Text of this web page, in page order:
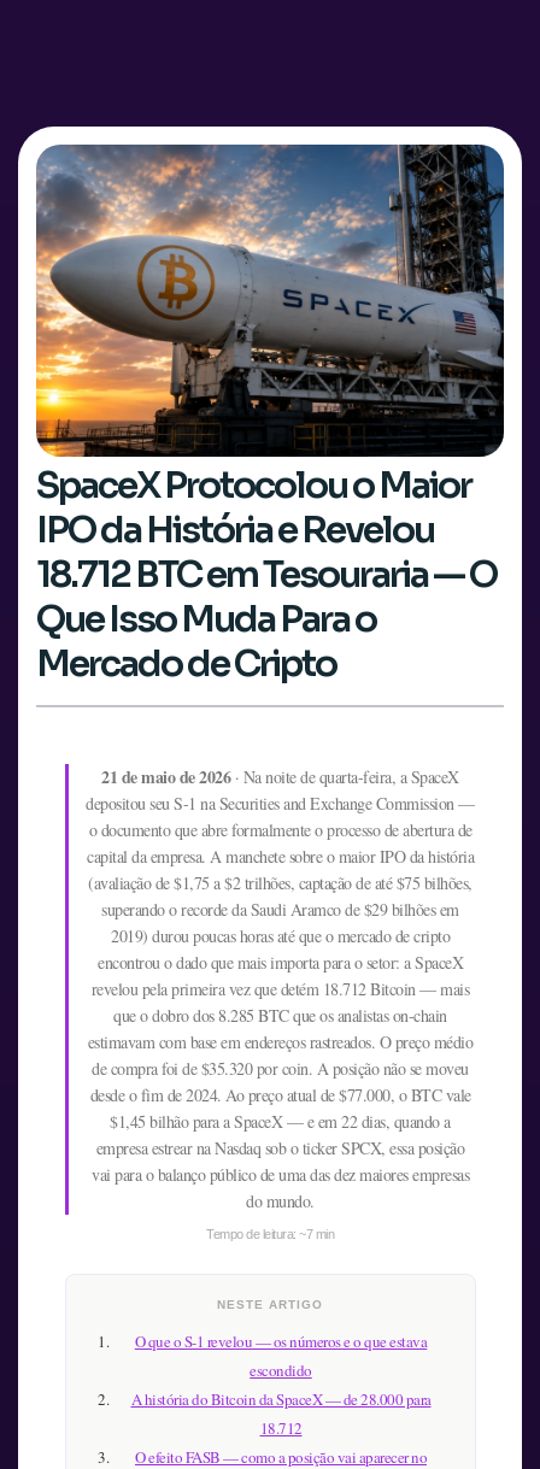
SpaceX Protocolou o Maior
IPO da História e Revelou
18.712 BTC em Tesouraria — O
Que Isso Muda Para o
Mercado de Cripto
21 de maio de 2026· Na noite de quarta-feira, a SpaceX
depositou seu S-1 na Securities and Exchange Commission —
o documento que abre formalmente o processo de abertura de
capital da empresa. A manchete sobre o maior IPO da história
(avaliação de $1,75 a $2 trilhões, captação de até $75 bilhões,
superando o recorde da Saudi Aramco de $29 bilhões em
2019) durou poucas horas até que o mercado de cripto
encontrou o dado que mais importa para o setor: a SpaceX
revelou pela primeira vez que detém 18.712 Bitcoin — mais
que o dobro dos 8.285 BTC que os analistas on-chain
estimavam com base em endereços rastreados. O preço médio
de compra foi de $35.320 por coin. A posição não se moveu
desde o fim de 2024. Ao preço atual de $77.000, o BTC vale
$1,45 bilhão para a SpaceX — e em 22 dias, quando a
empresa estrear na Nasdaq sob o ticker SPCX, essa posição
vai para o balanço público de uma das dez maiores empresas
do mundo.
Tempo de leitura: ~7 min
NESTE ARTIGO
O que o S-1 revelou — os números e o que estava
escondido
A história do Bitcoin da SpaceX — de 28.000 para
18.712
O efeito FASB — como a posição vai aparecer no